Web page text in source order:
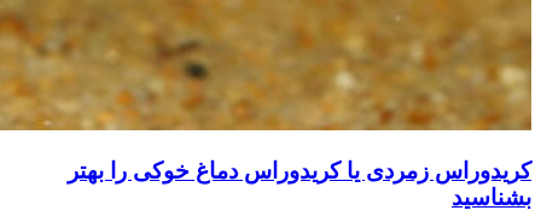
کریدوراس زمردی یا کریدوراس دماغ خوکی را بهتر
بشناسید